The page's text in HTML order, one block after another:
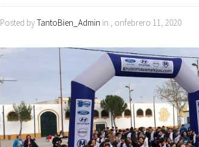
Posted by TantoBien_Admin in , onfebrero 11, 2020